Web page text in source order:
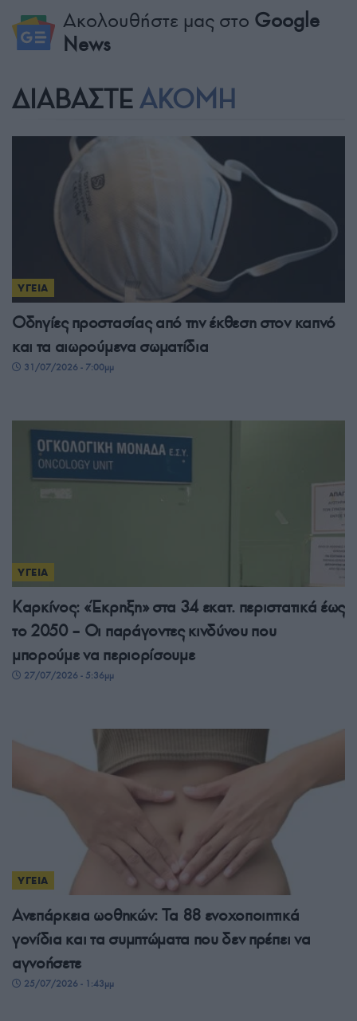
Ακολουθήστε μας στο Google
News
ΔΙΑΒΑΣΤΕ ΑΚΟΜΗ
ΥΓΕΙΑ
Οδηγίες προστασίας από την έκθεση στον καπνό
και τα αιωρούμενα σωματίδια
31/07/2026 - 7:00μμ
ΥΓΕΙΑ
Καρκίνος: «Έκρηξη» στα 34 εκατ. περιστατικά έως
το 2050 – Οι παράγοντες κινδύνου που
μπορούμε να περιορίσουμε
27/07/2026 - 5:36μμ
ΥΓΕΙΑ
Ανεπάρκεια ωοθηκών: Τα 88 ενοχοποιητικά
γονίδια και τα συμπτώματα που δεν πρέπει να
αγνοήσετε
25/07/2026 - 1:43μμ